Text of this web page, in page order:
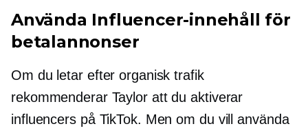
Använda Influencer-innehåll för
betalannonser
Om du letar efter organisk trafik
rekommenderar Taylor att du aktiverar
influencers på TikTok. Men om du vill använda